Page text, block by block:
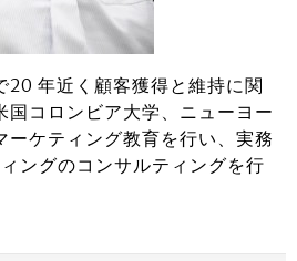
20 年近く顧客獲得と維持に関
国コロンビア大学、ニューヨー
ーケティング教育を行い、実務
ングのコンサルティングを行